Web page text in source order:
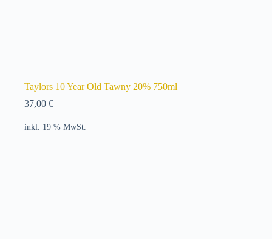
Taylors 10 Year Old Tawny 20% 750ml
37,00 €
inkl. 19 % MwSt.